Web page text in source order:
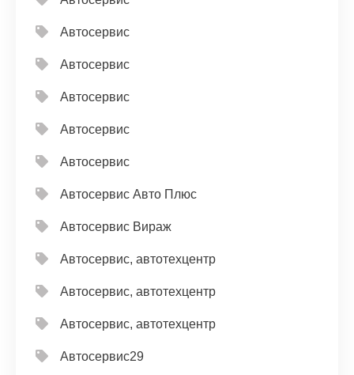
Автосервис
Автосервис
Автосервис
Автосервис
Автосервис
Автосервис Авто Плюс
Автосервис Вираж
Автосервис, автотехцентр
Автосервис, автотехцентр
Автосервис, автотехцентр
Автосервис29